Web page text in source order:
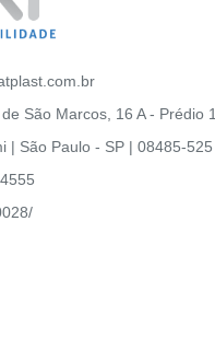
São Marcos, 16 A - Prédio 1
| São Paulo - SP | 08485-525
/